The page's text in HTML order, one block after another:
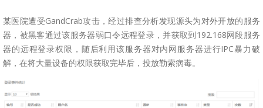
某医院遭受GandCrab攻击，经过排查分析发现源头为对外开放的服务
器，被黑客通过该服务器弱口令远程登录，并获取到192.168网段服务
器的远程登录权限，随后利用该服务器对内网服务器进行IPC暴力破
解，在将大量设备的权限获取完毕后，投放勒索病毒。